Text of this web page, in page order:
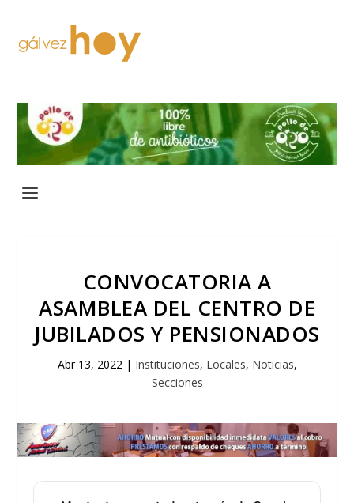
CONVOCATORIA A
ASAMBLEA DEL CENTRO DE
JUBILADOS Y PENSIONADOS
Abr 13, 2022 | Instituciones, Locales, Noticias,
Secciones